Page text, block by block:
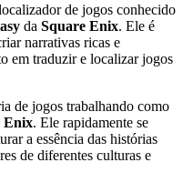
de jogos conhecido
da Square Enix. Ele é
narrativas ricas e
em traduzir e localizar jogos
de jogos trabalhando como
Enix. Ele rapidamente se
a essência das histórias
de diferentes culturas e